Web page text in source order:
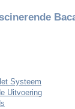
Systeem
Uitvoering